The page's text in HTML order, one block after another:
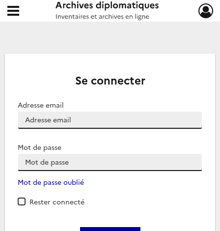
Archives diplomatiques
Ouvrir le menu déroulant
Se connecter
Adresse email
Mot de passe
Mot de passe oublié
Rester connecté